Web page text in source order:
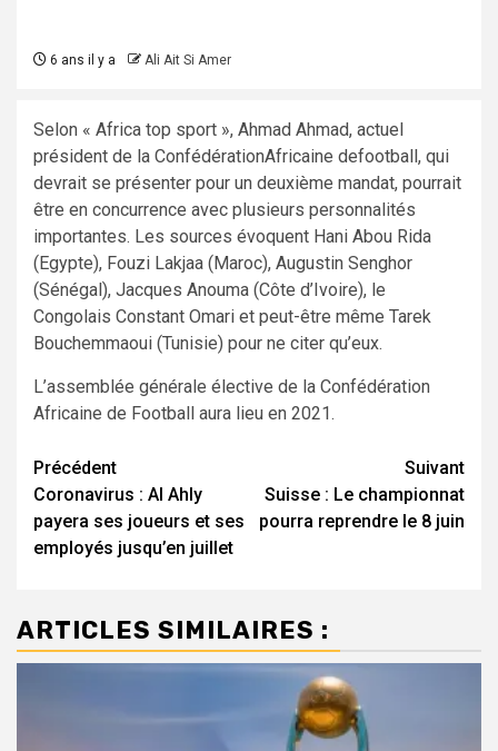
6 ans il y a Ali Ait Si Amer
Selon « Africa top sport », Ahmad Ahmad, actuel
président de la ConfédérationAfricaine defootball, qui
devrait se présenter pour un deuxième mandat, pourrait
être en concurrence avec plusieurs personnalités
importantes. Les sources évoquent Hani Abou Rida
(Egypte), Fouzi Lakjaa (Maroc), Augustin Senghor
(Sénégal), Jacques Anouma (Côte d’Ivoire), le
Congolais Constant Omari et peut-être même Tarek
Bouchemmaoui (Tunisie) pour ne citer qu’eux.
L’assemblée générale élective de la Confédération
Africaine de Football aura lieu en 2021.
Navigation
d’article
Précédent
Coronavirus : Al Ahly
payera ses joueurs et ses
employés jusqu’en juillet
Suivant
Suisse : Le championnat
pourra reprendre le 8 juin
ARTICLES SIMILAIRES :